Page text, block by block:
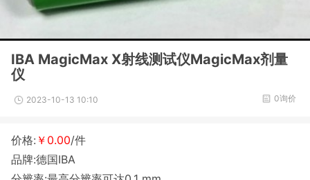
IBA MagicMax X射线测试仪MagicMax剂量
仪
2023-10-13 10:10 0询价
价格: ￥0.00/件
品牌:德国IBA